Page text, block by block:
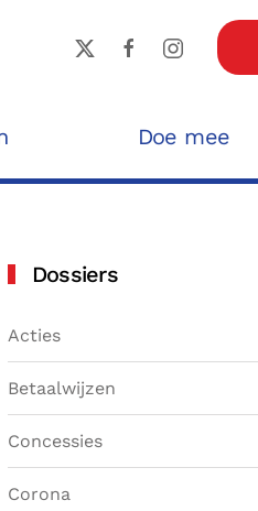
Doe mee
Dossiers
Acties
Betaalwijzen
Concessies
Corona